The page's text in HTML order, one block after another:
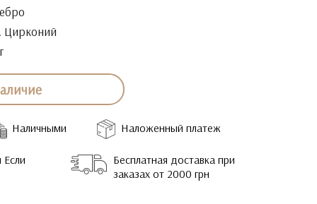
Цирконий
Наличными Наложенный платеж
Бесплатная доставка при
заказах от 2000 грн